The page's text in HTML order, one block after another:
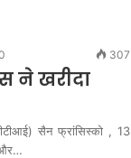
307
ने खरीदा
सैन फ्रांसिस्को , 13
और…